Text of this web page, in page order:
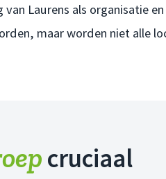
van Laurens als organisatie
maar worden niet alle
cruciaal